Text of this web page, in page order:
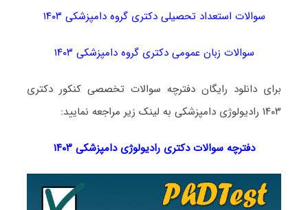
سوالات استعداد تحصیلی دکتری گروه دامپزشکی ۱۴۰۳
سوالات زبان عمومی دکتری گروه دامپزشکی ۱۴۰۳
برای دانلود رایگان دفترچه سوالات تخصصی کنکور دکتری
۱۴۰۳ رادیولوژی دامپزشکی به لینک زیر مراجعه نمایید:
دفترچه سوالات دکتریرادیولوژی دامپزشکی ۱۴۰۳